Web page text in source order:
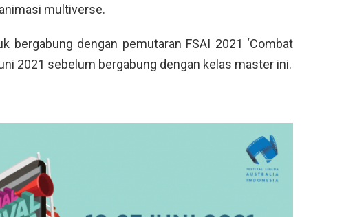
multiverse.
bergabung dengan pemutaran FSAI 2021 ‘Combat
2021 sebelum bergabung dengan kelas master ini.